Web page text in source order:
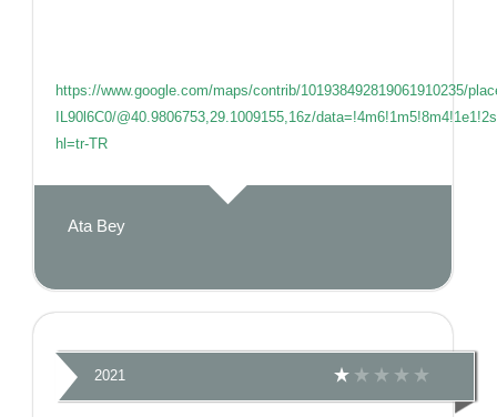
https://www.google.com/maps/contrib/101938492819061910235/
IL90l6C0/@40.9806753,29.1009155,16z/
hl=tr-TR
Ata Bey
2021